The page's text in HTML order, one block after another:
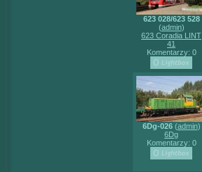
623 028/623 528
(admin)
623 Coradia LINT
41
Komentarzy: 0
6Dg-026(admin)
6Dg
Komentarzy: 0